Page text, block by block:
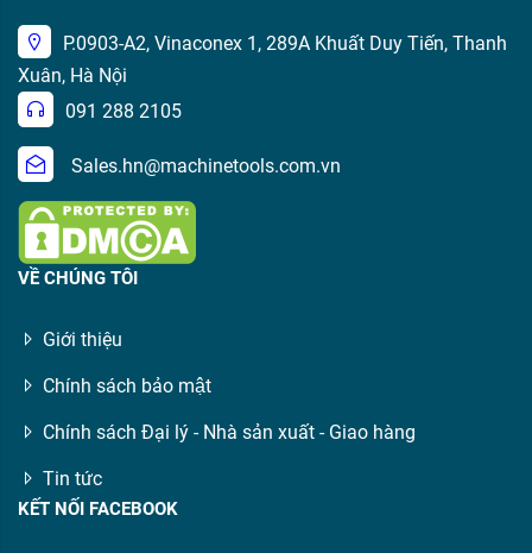
P.0903-A2, Vinaconex 1, 289A Khuất Duy Tiến, Thanh
Xuân, Hà Nội
091 288 2105
Sales.hn@machinetools.com.vn
VỀ CHÚNG TÔI
Giới thiệu
Chính sách bảo mật
Chính sách Đại lý - Nhà sản xuất - Giao hàng
Tin tức
KẾT NỐI FACEBOOK